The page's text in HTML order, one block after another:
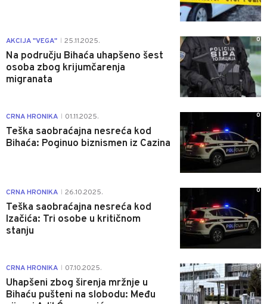
AKCIJA "VEGA" 25.11.2025.
Na području Bihaća uhapšeno šest
osoba zbog krijumčarenja
migranata
0
CRNA HRONIKA 01.11.2025.
Teška saobraćajna nesreća kod
Bihaća: Poginuo biznismen iz Cazina
0
CRNA HRONIKA 26.10.2025.
Teška saobraćajna nesreća kod
Izačića: Tri osobe u kritičnom
stanju
0
CRNA HRONIKA 07.10.2025.
Uhapšeni zbog širenja mržnje u
Bihaću pušteni na slobodu: Među
0